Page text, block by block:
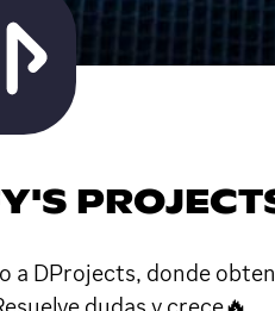
a DProjects, donde